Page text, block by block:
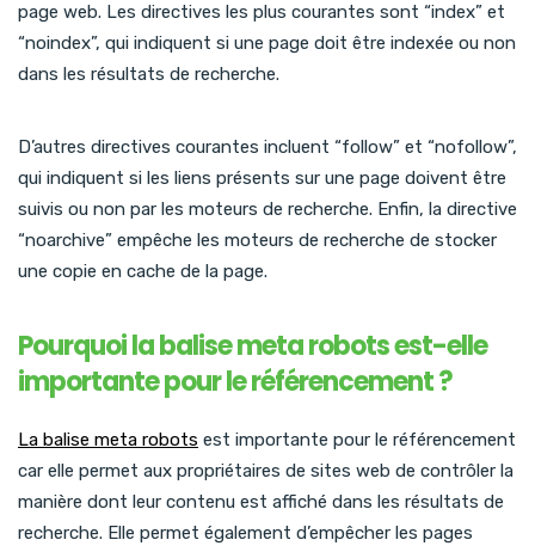
page web. Les directives les plus courantes sont “index” et
“noindex”, qui indiquent si une page doit être indexée ou non
dans les résultats de recherche.
D’autres directives courantes incluent “follow” et “nofollow”,
qui indiquent si les liens présents sur une page doivent être
suivis ou non par les moteurs de recherche. Enfin, la directive
“noarchive” empêche les moteurs de recherche de stocker
une copie en cache de la page.
Pourquoi la balise meta robots est-elle
importante pour le référencement ?
La balise meta robots est importante pour le référencement
car elle permet aux propriétaires de sites web de contrôler la
manière dont leur contenu est affiché dans les résultats de
recherche. Elle permet également d’empêcher les pages